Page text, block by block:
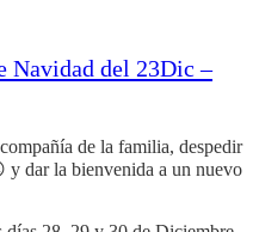
Navidad del 23Dic –
de la familia, despedir
y dar la bienvenida a un nuevo